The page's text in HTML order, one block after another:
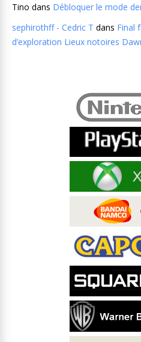
Tino dans Débloquer le mode
sephirothff - Cedric T dans Final
d’exploration Lieux notoires